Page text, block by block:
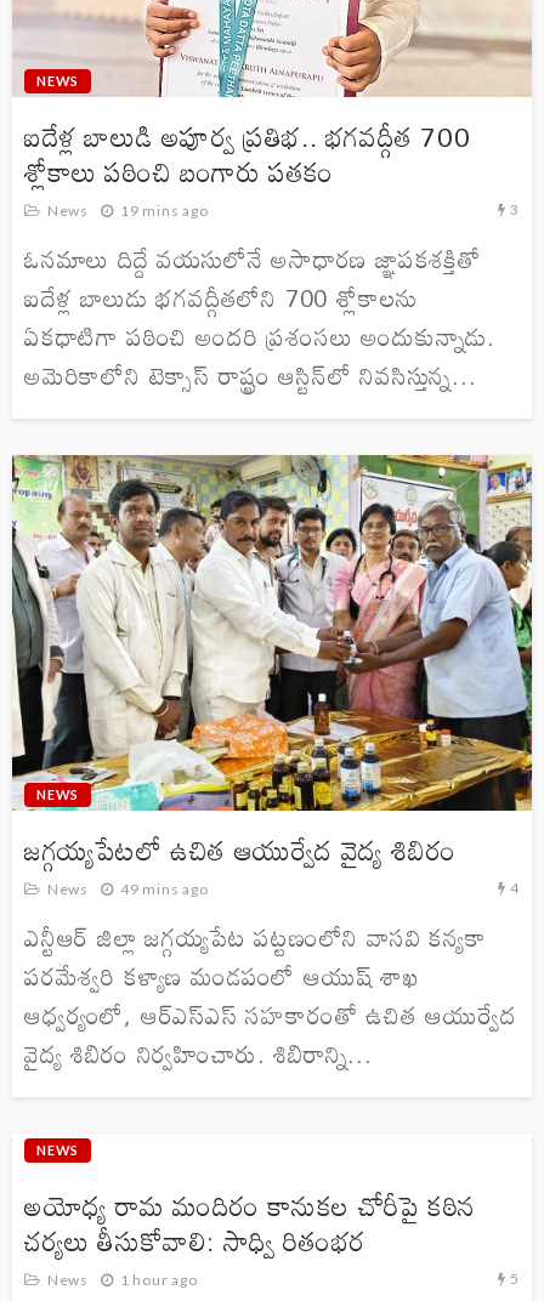
NEWS
ఐదేళ్ల బాలుడి అపూర్వ ప్రతిభ.. భగవద్గీత 700
శ్లోకాలు పఠించి బంగారు పతకం
News 19 mins ago 3
ఓనమాలు దిద్దే వయసులోనే అసాధారణ జ్ఞాపకశక్తితో
ఐదేళ్ల బాలుడు భగవద్గీతలోని 700 శ్లోకాలను
ఏకధాటిగా పఠించి అందరి ప్రశంసలు అందుకున్నాడు.
అమెరికాలోని టెక్సాస్ రాష్ట్రం ఆస్టిన్‌లో నివసిస్తున్న...
NEWS
జగ్గయ్యపేటలో ఉచిత ఆయుర్వేద వైద్య శిబిరం
News 49 mins ago 4
ఎన్టీఆర్ జిల్లా జగ్గయ్యపేట పట్టణంలోని వాసవి కన్యకా
పరమేశ్వరి కళ్యాణ మండపంలో ఆయుష్ శాఖ
ఆధ్వర్యంలో, ఆర్‌ఎస్‌ఎస్ సహకారంతో ఉచిత ఆయుర్వేద
వైద్య శిబిరం నిర్వహించారు. శిబిరాన్ని...
NEWS
అయోధ్య రామ మందిరం కానుకల చోరీపై కఠిన
చర్యలు తీసుకోవాలి: సాధ్వి రితంభర
News 1 hour ago 5